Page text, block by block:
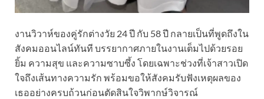
งานวิวาห์ของคู่รักต่างวัย 24 ปี กับ 58 ปี กลายเป็นที่พูดถึงใน
สังคมออนไลน์ทันที บรรยากาศภายในงานเต็มไปด้วยรอย
ยิ้ม ความสุข และความซาบซึ้ง โดยเฉพาะช่วงที่เจ้าสาวเปิด
ใจถึงเส้นทางความรัก พร้อมขอให้สังคมรับฟังเหตุผลของ
เธออย่างครบถ้วนก่อนตัดสินใจวิพากษ์วิจารณ์